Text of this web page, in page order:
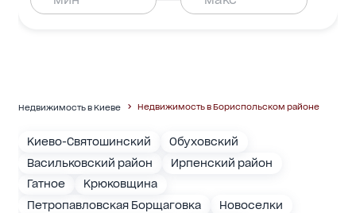
Недвижимость в Киеве Недвижимость в Бориспольском районе
Киево-Святошинский
Обуховский
Васильковский район
Ирпенский район
Гатное
Крюковщина
Петропавловская Борщаговка
Новоселки